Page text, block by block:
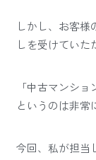
しかし、お客様
しを受けていた
「中古マンシ
というのは非常
今回、私が担当